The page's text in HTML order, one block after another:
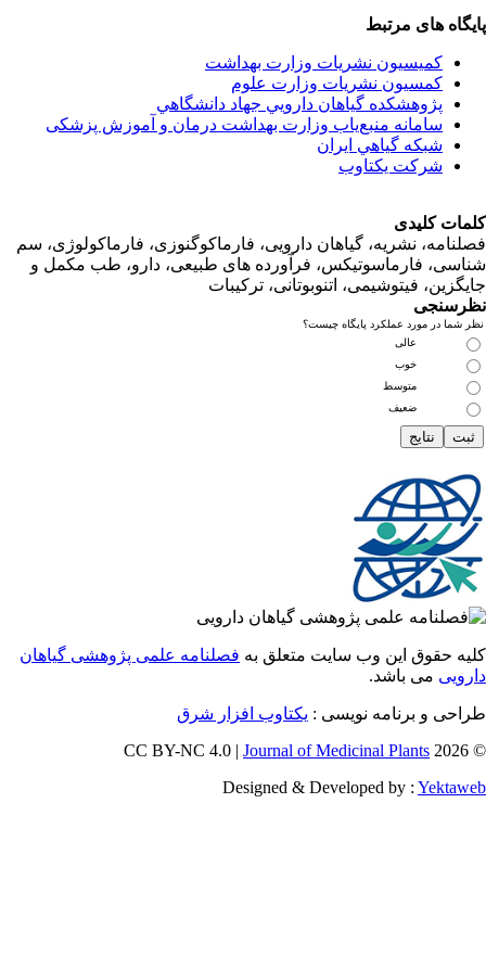
های مرتبط
کمیسیون نشریات وزارت بهداشت
کمسیون نشریات وزارت علوم
پژوهشكده گياهان دارويي جهاد دانشگاهي
سامانه منبع‌ياب وزارت بهداشت درمان و آموزش پزشکی
شبكه گياهي ايران
شرکت یکتاوب
کلیدی
نشریه، گیاهان دارویی، فارماکوگنوزی، فارماکولوژی، سم
فارماسوتیکس، فرآورده های طبیعی، دارو، طب مکمل و
فیتوشیمی، اتنوبوتانی، ترکیبات
در مورد عملکرد پایگاه چیست؟
متوسط
ضعیف
حقوق این وب سایت متعلق بهفصلنامه علمی پژوهشی گیاهان
می باشد.
و برنامه نویسی :یکتاوب افزار شرق
Journal of Medicinal Plants
Designed & Developed by :